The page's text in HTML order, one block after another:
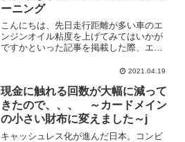
ーニング
こんにちは、先日走行距離が多い車のエ
ンジンオイル粘度を上げてみてはいかが
ですかといった記事を掲載した際、エン
ました。今のエンジンオイルは高性能な
状況にならない様な運転の...
2021.04.19
現金に触れる回数が大幅に減って
きたので、、、 ～カードメイン
の小さい財布に変えました～j
キャッシュレス化が進んだ日本。コンビ